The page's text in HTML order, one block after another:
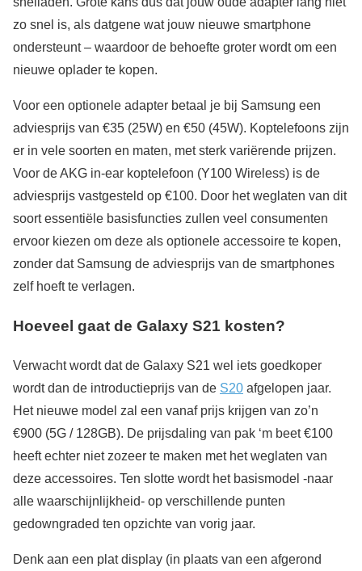
zo snel is, als datgene wat jouw nieuwe smartphone
ondersteunt – waardoor de behoefte groter wordt om een
nieuwe oplader te kopen.
Voor een optionele adapter betaal je bij Samsung een
adviesprijs van €35 (25W) en €50 (45W). Koptelefoons zijn
er in vele soorten en maten, met sterk variërende prijzen.
Voor de AKG in-ear koptelefoon (Y100 Wireless) is de
adviesprijs vastgesteld op €100. Door het weglaten van dit
soort essentiële basisfuncties zullen veel consumenten
ervoor kiezen om deze als optionele accessoire te kopen,
zonder dat Samsung de adviesprijs van de smartphones
zelf hoeft te verlagen.
Hoeveel gaat de Galaxy S21 kosten?
Verwacht wordt dat de Galaxy S21 wel iets goedkoper
wordt dan de introductieprijs van de S20 afgelopen jaar.
Het nieuwe model zal een vanaf prijs krijgen van zo’n
€900 (5G / 128GB). De prijsdaling van pak ‘m beet €100
heeft echter niet zozeer te maken met het weglaten van
deze accessoires. Ten slotte wordt het basismodel -naar
alle waarschijnlijkheid- op verschillende punten
gedowngraded ten opzichte van vorig jaar.
Denk aan een plat display (in plaats van een afgerond